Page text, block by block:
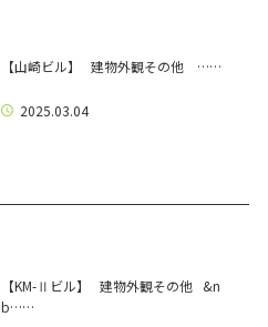
【山崎ビル】 建物外観その他 ……
2025.03.04
【KM-Ⅱビル】 建物外観その他 &n
b……